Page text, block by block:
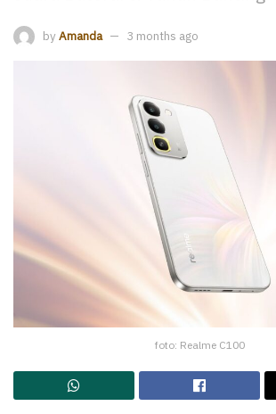
by Amanda 3 months ago
foto: Realme C100